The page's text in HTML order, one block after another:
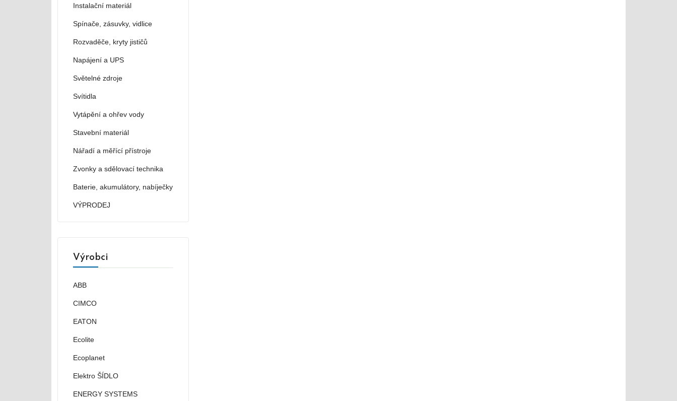
Instalační materiál
Spínače, zásuvky, vidlice
Rozvaděče, kryty jističů
Napájení a UPS
Světelné zdroje
Svítidla
Vytápění a ohřev vody
Stavební materiál
Nářadí a měřící přístroje
Zvonky a sdělovací technika
Baterie, akumulátory, nabíječky
VÝPRODEJ
Výrobci
ABB
CIMCO
EATON
Ecolite
Ecoplanet
Elektro ŠÍDLO
ENERGY SYSTEMS